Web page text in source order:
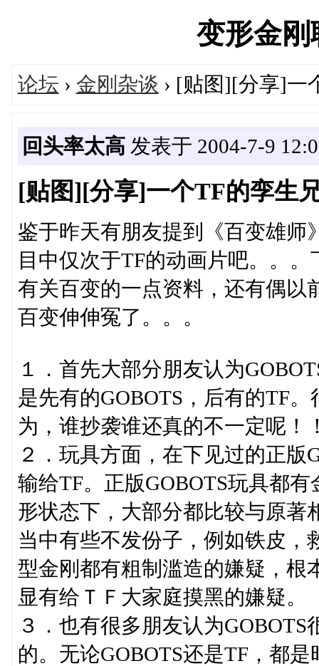
变形金
论坛 › 金刚杂谈 › [贴图][分享]一
回头率太高发表于 2004-7-9
[贴图][分享]一个TF的孪生
鉴于昨天有朋友提到《百变雄师
目中仅次于TF的动画片吧。。
有关百变的一点资料，还有偶以
百变伸伸冤了。。。
１．首先大部分朋友认为
是先有的GOBOTS，后有的TF
为，谁抄袭谁还真的不一定呢！
２．玩具方面，在下见过的正版
输给TF。正版GOBOTS玩具都
形状态下，大部分都比较与原著
当中有些不发份子，例如铁皮，
型金刚都有粗制滥造的嫌疑，根
显有给ＴＦ大家庭摸黑的嫌疑。
３．也有很多朋友认为
的。无论GOBOTS还是TF，都